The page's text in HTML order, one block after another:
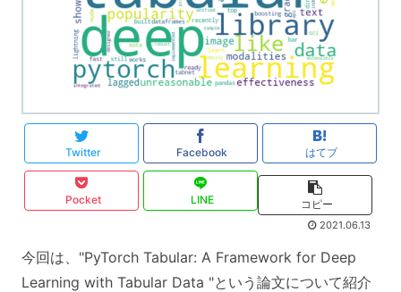
Twitter Facebook はてブ
Pocket LINE コピー
2021.06.13
今回は、"PyTorch Tabular: A Framework for Deep
Learning with Tabular Data "という論文について紹介